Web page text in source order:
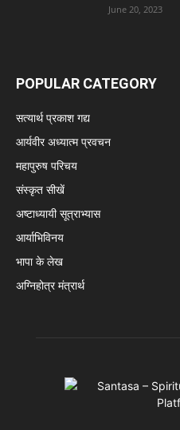
June 20, 2023
POPULAR CATEGORY
सत्यार्थ प्रकाश गद्य
आर्यवीर अध्यात्म प्रवचन
महापुरुष परिचय
संस्कृत सीखें
अष्टाध्यायी सूत्राभ्यास
आर्याभिविनय
भापा के लेख
अग्निहोत्र मंत्रार्थ